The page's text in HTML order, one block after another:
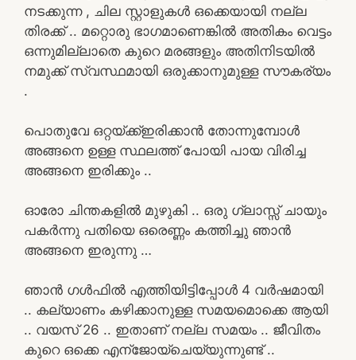
നടക്കുന്ന , ചില സ്റ്റാളുകൾ ഒക്കെയായി നല്ല
തിരക്ക് .. മറ്റൊരു ഭാഗമാണെങ്കിൽ അതികം വെട്ടം
ഒന്നുമില്ലാതെ കുറെ മരങ്ങളും അതിനിടയിൽ
നമുക്ക് സ്വസ്ഥമായി ഒരുക്കാനുമുള്ള സൗകര്യം
.
പൊതുവേ ഒറ്റയ്ക്ക്ഇരിക്കാൻ തോന്നുമ്പോൾ
അങ്ങനെ ഉള്ള സ്ഥലത്ത് പോയി പായ വിരിച്ച
അങ്ങനെ ഇരിക്കും ..
ഓരോ ചിന്തകളിൽ മുഴുകി .. ഒരു ഗ്ലാസ്സ് ചായും
പകർന്നു പതിയെ ഒരെണ്ണം കത്തിച്ചു ഞാൻ
അങ്ങനെ ഇരുന്നു …
ഞാൻ ഗൾഫിൽ എത്തിയിട്ടിപ്പോൾ 4 വർഷമായി
.. കല്യാണം കഴിക്കാനുള്ള സമയമൊക്കെ ആയി
.. വയസ് 26 .. ഇതാണ് നല്ല സമയം .. ജീവിതം
കുറെ ഒക്കെ എന്ജോയ്ചെയ്യുന്നുണ്ട് ..